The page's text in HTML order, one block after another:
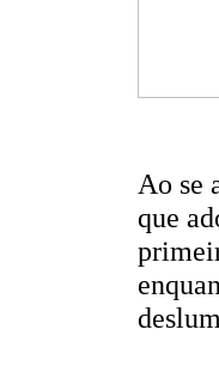
Ao se
que